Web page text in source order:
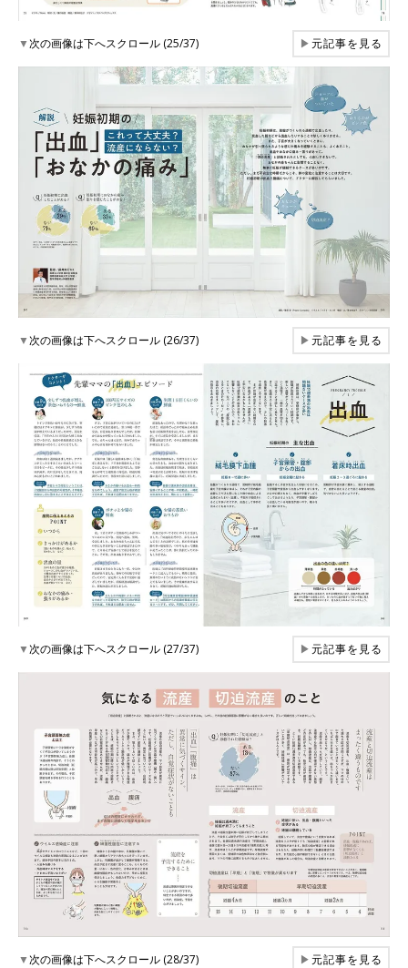
▼次の画像は下へスクロール (25/37) ▶元記事を見る
▼次の画像は下へスクロール (26/37) ▶元記事を見る
▼次の画像は下へスクロール (27/37) ▶元記事を見る
▼次の画像は下へスクロール (28/37) ▶元記事を見る